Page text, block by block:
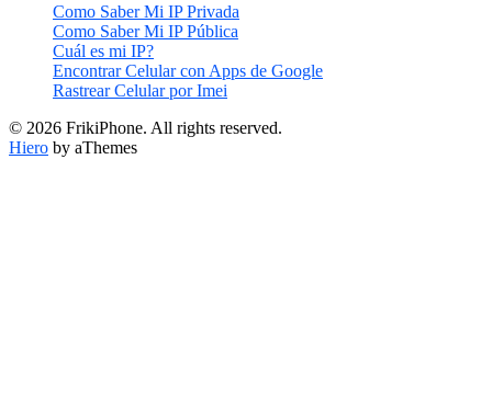
Como Saber Mi IP Privada
Como Saber Mi IP Pública
Cuál es mi IP?
Encontrar Celular con Apps de Google
Rastrear Celular por Imei
© 2026 FrikiPhone. All rights reserved.
Hiero by aThemes